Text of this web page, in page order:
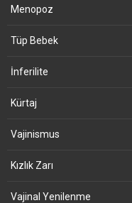
Menopoz
Tüp Bebek
İnferilite
Kürtaj
Vajinismus
Kızlık Zarı
Vajinal Yenilenme